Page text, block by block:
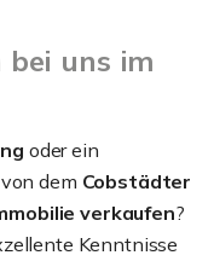
bei uns im
oder ein
von dem Cobstädter
verkaufen?
Kenntnisse